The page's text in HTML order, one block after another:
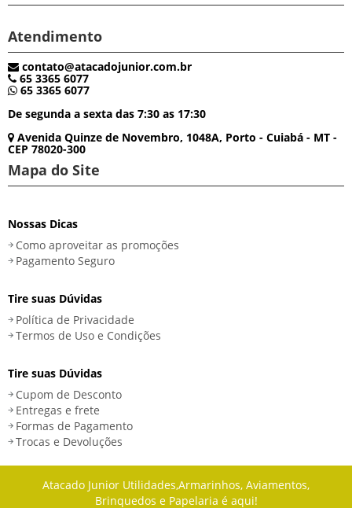
Atendimento
contato@atacadojunior.com.br
65 3365 6077
65 3365 6077
De segunda a sexta das 7:30 as 17:30
Avenida Quinze de Novembro, 1048A, Porto - Cuiabá - MT -
CEP 78020-300
Mapa do Site
Nossas Dicas
Como aproveitar as promoções
Pagamento Seguro
Tire suas Dúvidas
Política de Privacidade
Termos de Uso e Condições
Tire suas Dúvidas
Cupom de Desconto
Entregas e frete
Formas de Pagamento
Trocas e Devoluções
Atacado Junior Utilidades,Armarinhos, Aviamentos,
Brinquedos e Papelaria é aqui!